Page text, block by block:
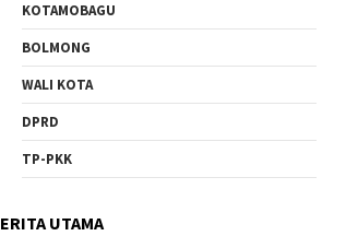
KOTAMOBAGU
BOLMONG
WALI KOTA
DPRD
TP-PKK
UTAMA